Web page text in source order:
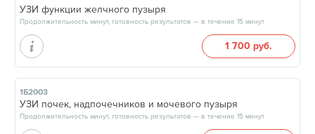
УЗИ функции желчного пузыря
Продолжительность минут, готовность результатов — в течение 15 минут
1 700 руб.
1Б2003
УЗИ почек, надпочечников и мочевого пузыря
Продолжительность минут, готовность результатов — в течение 15 минут